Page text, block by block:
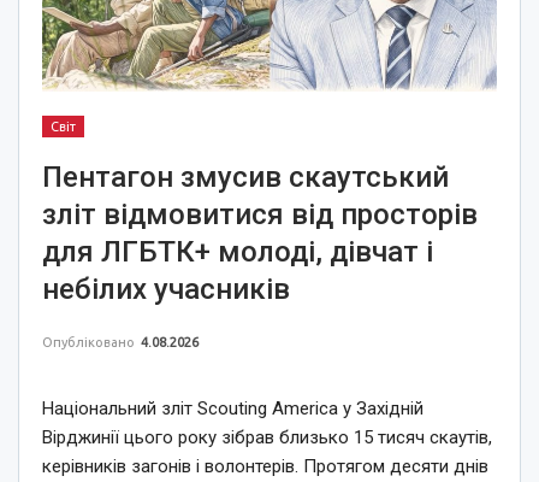
Світ
Пентагон змусив скаутський
зліт відмовитися від просторів
для ЛГБТК+ молоді, дівчат і
небілих учасників
Опубліковано 4.08.2026
Національний зліт Scouting America у Західній
Вірджинії цього року зібрав близько 15 тисяч скаутів,
керівників загонів і волонтерів. Протягом десяти днів